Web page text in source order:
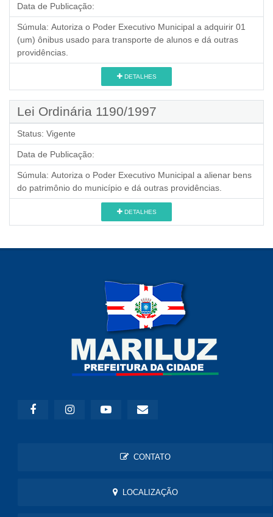
Data de Publicação:
Súmula: Autoriza o Poder Executivo Municipal a adquirir 01
(um) ônibus usado para transporte de alunos e dá outras
providências.
DETALHES
Lei Ordinária 1190/1997
Status: Vigente
Data de Publicação:
Súmula: Autoriza o Poder Executivo Municipal a alienar bens
do patrimônio do município e dá outras providências.
DETALHES
CONTATO
LOCALIZAÇÃO